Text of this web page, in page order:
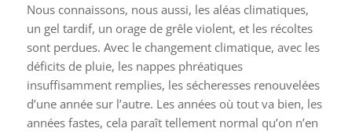
Nous connaissons, nous aussi, les aléas climatiques,
un gel tardif, un orage de grêle violent, et les récoltes
sont perdues. Avec le changement climatique, avec les
déficits de pluie, les nappes phréatiques
insuffisamment remplies, les sécheresses renouvelées
d’une année sur l’autre. Les années où tout va bien, les
années fastes, cela paraît tellement normal qu’on n’en